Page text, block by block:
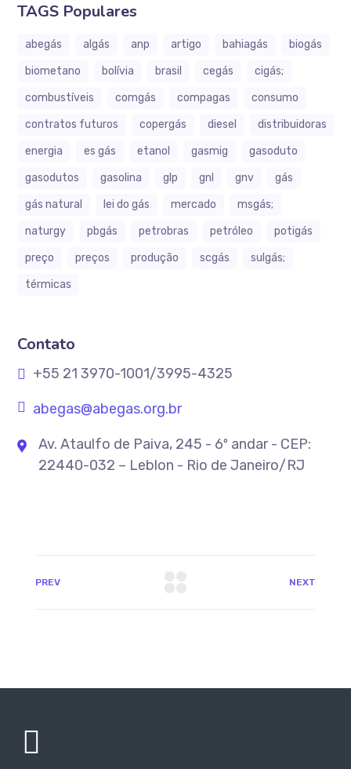
TAGS Populares
abegás algás anp artigo bahiagás
biogás
biometano
bolívia brasil cegás
cigás;
combustíveis
comgás compagas
consumo
contratos futuros
copergás diesel
distribuidoras
energia
es gás etanol gasmig
gasoduto
gasodutos
gasolina glp gnl gnv
gás
gás natural
lei do gás mercado
msgás;
naturgy
pbgás petrobras petróleo
potigás
preço
preços produção scgás
sulgás;
térmicas
Contato
+55 21 3970-1001/3995-4325
abegas@abegas.org.br
Av. Ataulfo de Paiva, 245 - 6º andar - CEP:
22440-032 – Leblon - Rio de Janeiro/RJ
PREV NEXT